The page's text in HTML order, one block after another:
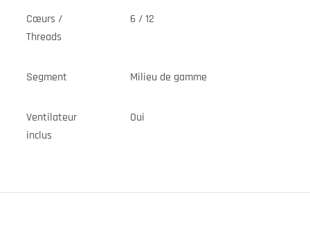
Cœurs /
Threads
6 / 12
Segment Milieu de gamme
Ventilateur
inclus
Oui